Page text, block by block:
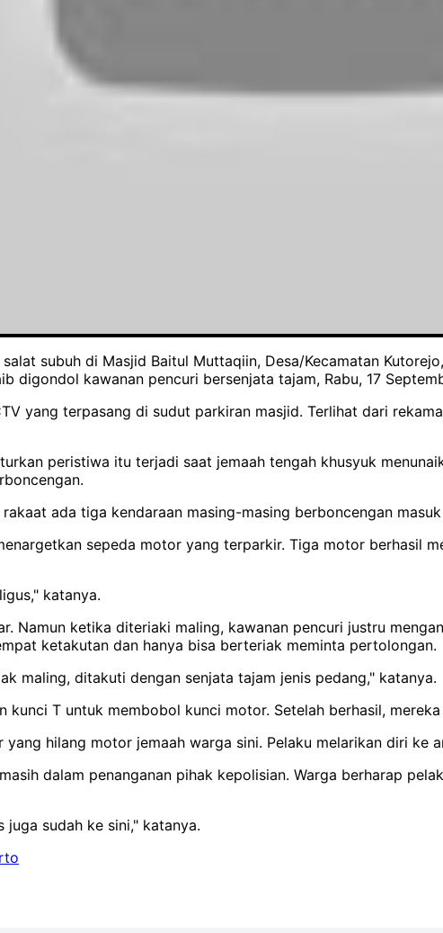
subuh di Masjid Baitul Muttaqiin, Desa/Kecamatan
digondol kawanan pencuri bersenjata tajam, Rabu, 17
yang terpasang di sudut parkiran masjid. Terlihat dari
peristiwa itu terjadi saat jemaah tengah khusyuk
ada tiga kendaraan masing-masing berboncengan
sepeda motor yang terparkir. Tiga motor berhasil
katanya.
Namun ketika diteriaki maling, kawanan pencuri justru
ketakutan dan hanya bisa berteriak meminta pertolongan.
maling, ditakuti dengan senjata tajam jenis pedang," katanya.
kunci T untuk membobol kunci motor. Setelah berhasil,
hilang motor jemaah warga sini. Pelaku melarikan diri ke
dalam penanganan pihak kepolisian. Warga berharap
juga sudah ke sini," katanya.